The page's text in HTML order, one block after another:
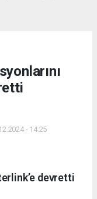
- 14:25
devretti